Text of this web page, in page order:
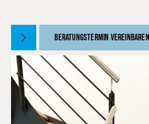
BERATUNGSTERMIN VEREINBAREN